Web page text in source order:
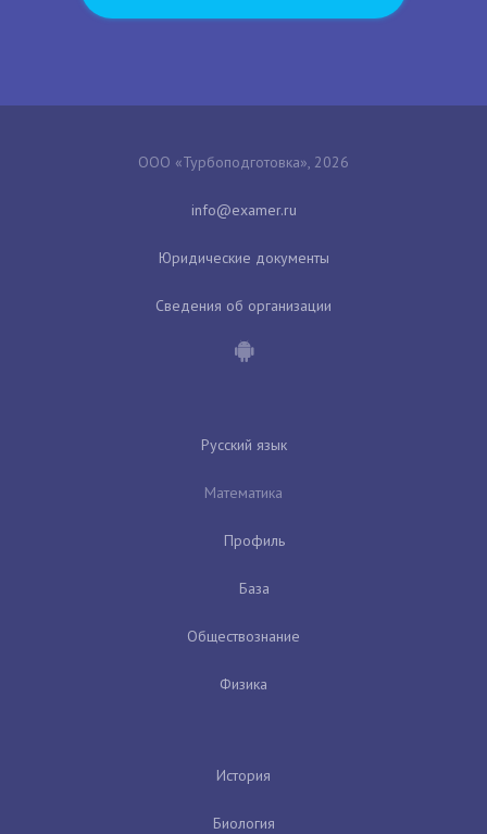
ООО «Турбоподготовка», 2026
Юридические документы
Сведения об организации
Русский язык
Математика
Профиль
База
Обществознание
Физика
История
Биология